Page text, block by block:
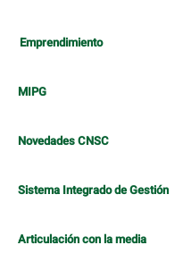
Emprendimiento
MIPG
Novedades CNSC
Sistema Integrado de Gestión
Articulación con la media